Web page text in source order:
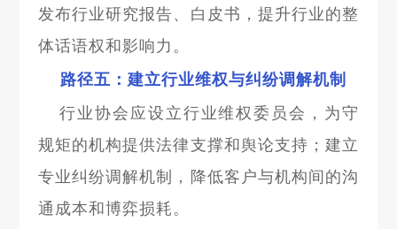
发布行业研究报告、白皮书，提升行业的整
体话语权和影响力。
路径五：建立行业维权与纠纷调解机制
行业协会应设立行业维权委员会，为守
规矩的机构提供法律支撑和舆论支持；建立
专业纠纷调解机制，降低客户与机构间的沟
通成本和博弈损耗。